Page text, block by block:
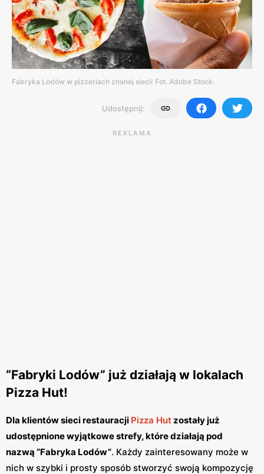
Fabryka Lodów w pizzeriach znanej sieci! Fot. Adobe Stock.
Udostępnij:
REKLAMA
“Fabryki Lodów” już działają w lokalach
Pizza Hut!
Dla klientów sieci restauracji Pizza Hut zostały już
udostępnione wyjątkowe strefy, które działają pod
nazwą “Fabryka Lodów”. Każdy zainteresowany może w
nich w szybki i prosty sposób stworzyć swoją kompozycję